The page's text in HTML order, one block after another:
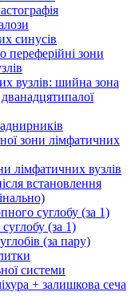
синусів
переферійні зони
вузлів: шийна зона
зони лімфатичних
лімфатичних вузлів
встановлення
суглобу (за 1)
(за 1)
(за пару)
системи
+ залишкова сеча